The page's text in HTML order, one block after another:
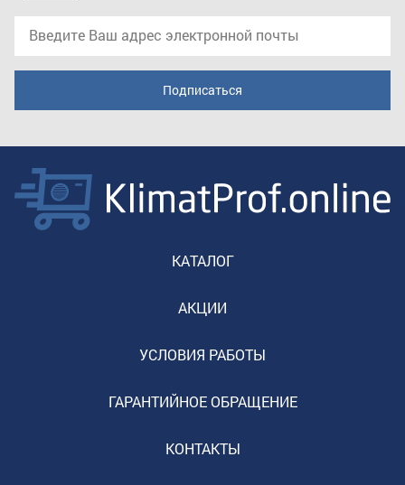
КАТАЛОГ
АКЦИИ
УСЛОВИЯ РАБОТЫ
ГАРАНТИЙНОЕ ОБРАЩЕНИЕ
КОНТАКТЫ